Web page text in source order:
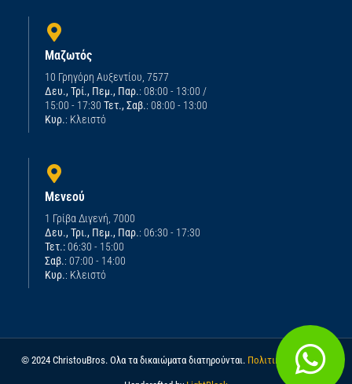
Μαζωτός
10 Γρηγόρη Αυξεντίου, 7577
Δευ., Τρί., Πεμ., Παρ.: 08:00 - 13:00 /
15:00 - 17:30 Τετ., Σαβ.: 08:00 - 13:00
Κυρ.: Κλειστό
Μενεού
1 Γρίβα Διγενή, 7000
Δευ., Τρι., Πεμ., Παρ.: 06:30 - 17:30
Τετ.:06:30 - 15:00
Σαβ.: 07:00 - 14:00
Κυρ.: Κλειστό
© 2024 ChristouBros. Ολα τα δικαιώματα διατηρούνται. Πολιτική απορρήτου